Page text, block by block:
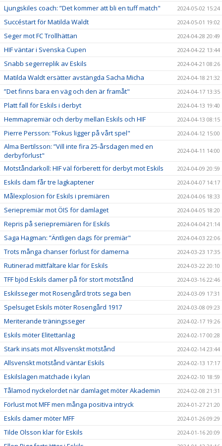
Ljungskiles coach: ”Det kommer att bli en tuff match" 2024-05-02 15:24
Succéstart för Matilda Waldt 2024-05-01 19:02
Seger mot FC Trollhättan 2024-04-28 20:49
HIF väntar i Svenska Cupen 2024-04-22 13:44
Snabb segerreplik av Eskils 2024-04-21 08:26
Matilda Waldt ersätter avstängda Sacha Micha 2024-04-18 21:32
”Det finns bara en väg och den är framåt" 2024-04-17 13:35
Platt fall för Eskils i derbyt 2024-04-13 19:40
Hemmapremiär och derby mellan Eskils och HIF 2024-04-13 08:15
Pierre Persson: ”Fokus ligger på vårt spel" 2024-04-12 15:00
Alma Bertilsson: ”Vill inte fira 25-årsdagen med en
derbyförlust"
2024-04-11 14:00
Motståndarkoll: HIF väl förberett för derbyt mot Eskils 2024-04-09 20:59
Eskils dam får tre lagkaptener 2024-04-07 14:17
Målexplosion för Eskils i premiären 2024-04-06 18:33
Seriepremiär mot ÖIS för damlaget 2024-04-05 18:20
Repris på seriepremiären för Eskils 2024-04-04 21:14
Saga Hagman: ”Äntligen dags för premiär" 2024-04-03 22:06
Trots många chanser förlust för damerna 2024-03-23 17:35
Rutinerad mittfältare klar för Eskils 2024-03-22 20:10
TFF bjöd Eskils damer på för stort motstånd 2024-03-16 22:46
Eskilsseger mot Rosengård trots sega ben 2024-03-09 17:31
Spelsuget Eskils möter Rosengård 1917 2024-03-08 09:23
Meriterande träningsseger 2024-02-17 19:26
Eskils möter Elitettanlag 2024-02-17 00:28
Stark insats mot Allsvenskt motstånd 2024-02-14 23:44
Allsvenskt motstånd väntar Eskils 2024-02-13 17:17
Eskilslagen matchade i kylan 2024-02-10 18:59
Tålamod nyckelordet när damlaget möter Akademin 2024-02-08 21:31
Förlust mot MFF men många positiva intryck 2024-01-27 21:20
Eskils damer möter MFF 2024-01-26 09:29
Tilde Olsson klar för Eskils 2024-01-16 20:09